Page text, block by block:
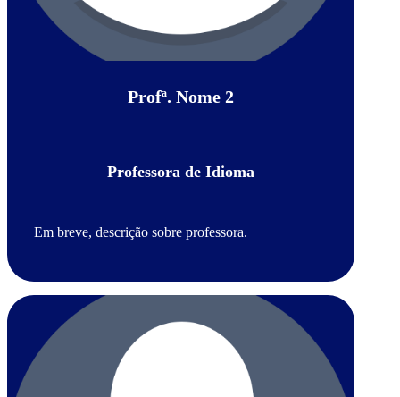
Profª. Nome 2
Professora de Idioma
Em breve, descrição sobre professora.